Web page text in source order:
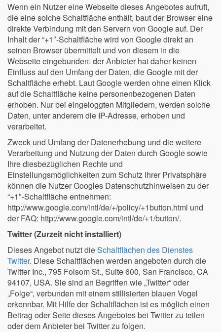
Wenn ein Nutzer eine Webseite dieses Angebotes aufruft,
die eine solche Schaltfläche enthält, baut der Browser eine
direkte Verbindung mit den Servern von Google auf. Der
Inhalt der “+1″-Schaltfläche wird von Google direkt an
seinen Browser übermittelt und von diesem in die
Webseite eingebunden. der Anbieter hat daher keinen
Einfluss auf den Umfang der Daten, die Google mit der
Schaltfläche erhebt. Laut Google werden ohne einen Klick
auf die Schaltfläche keine personenbezogenen Daten
erhoben. Nur bei eingeloggten Mitgliedern, werden solche
Daten, unter anderem die IP-Adresse, erhoben und
verarbeitet.
Zweck und Umfang der Datenerhebung und die weitere
Verarbeitung und Nutzung der Daten durch Google sowie
Ihre diesbezüglichen Rechte und
Einstellungsmöglichkeiten zum Schutz Ihrer Privatsphäre
können die Nutzer Googles Datenschutzhinweisen zu der
“+1″-Schaltfläche entnehmen:
http://www.google.com/intl/de/+/policy/+1button.html und
der FAQ: http://www.google.com/intl/de/+1/button/.
Twitter (Zurzeit nicht installiert)
Dieses Angebot nutzt dieSchaltflächen des Dienstes
Twitter. Diese Schaltflächen werden angeboten durch die
Twitter Inc., 795 Folsom St., Suite 600, San Francisco, CA
94107, USA. Sie sind an Begriffen wie „Twitter“ oder
„Folge“, verbunden mit einem stillisierten blauen Vogel
erkennbar. Mit Hilfe der Schaltflächen ist es möglich einen
Beitrag oder Seite dieses Angebotes bei Twitter zu teilen
oder dem Anbieter bei Twitter zu folgen.